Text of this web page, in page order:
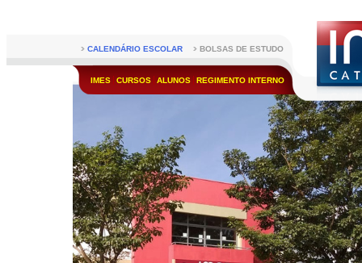
IMES CURSOS ALUNOS REGIMENTO INTERNO
CALENDÁRIO ESCOLAR BOLSAS DE ESTUDO